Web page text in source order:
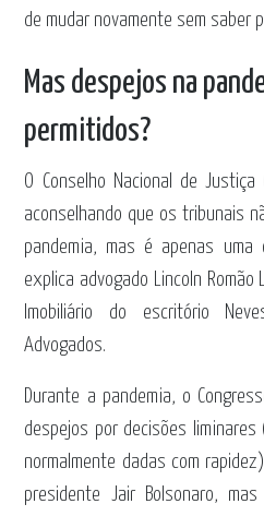
de mudar novamente sem saber
Mas despejos na
permitidos?
O Conselho Nacional de
aconselhando que os tribunais
pandemia, mas é apenas uma
explica advogado Lincoln
Imobiliário do escritório
Advogados.
Durante a pandemia, o
despejos por decisões
normalmente dadas com
presidente Jair Bolsonaro,